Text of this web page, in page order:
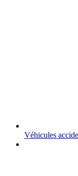
Véhicules